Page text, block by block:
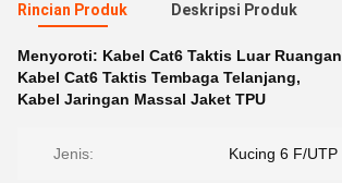
Rincian Produk Deskripsi Produk
Menyoroti: Kabel Cat6 Taktis Luar Ruangan
Kabel Cat6 Taktis Tembaga Telanjang,
Kabel Jaringan Massal Jaket TPU
Jenis: Kucing 6 F/UTP